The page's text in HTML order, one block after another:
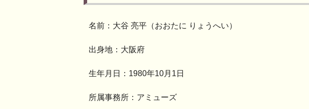
名前：大谷 亮平（おおたに りょうへい）
出身地：大阪府
生年月日：1980年10月1日
所属事務所：アミューズ